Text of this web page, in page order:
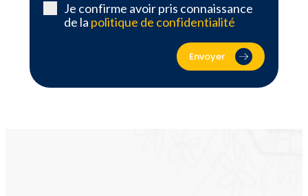
Je confirme avoir pris connaissance
de la politique de confidentialité
Envoyer